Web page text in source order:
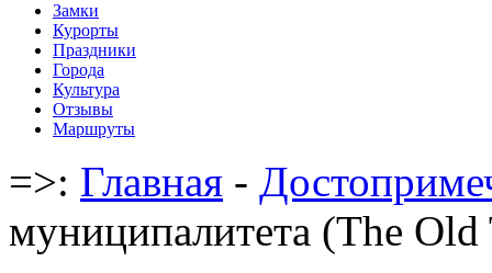
Замки
Курорты
Праздники
Города
Культура
Отзывы
Маршруты
=>: Главная -
муниципалитета (The